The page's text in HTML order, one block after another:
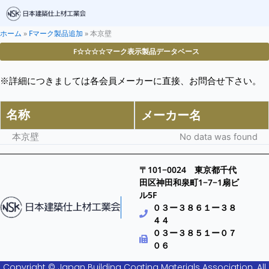
ホーム » Fマーク製品追加 »本京壁
F☆☆☆☆マーク表示製品データベース
※詳細につきましては各会員メーカーに直接、お問合せ下さい。
名称 メーカー名
本京壁 No data was found
〒101−0024 東京都千代
田区神田和泉町1−7−1扇ビ
ル5F
０３ー３８６１ー３８
４４
０３ー３８５１ー０７
０６